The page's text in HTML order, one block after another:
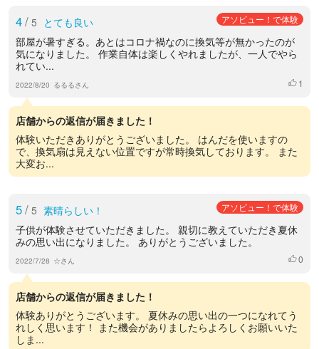
4/ 5 とても良い アソビュー！で体験
部屋が暑すぎる。あとはコロナ禍なのに換気等が無かったのが
気になりました。 作業自体は楽しくやれましたが、一人でやら
れてい...
2022/8/20 るるるさん いいね
1
店舗からの返信が届きました！
体験いただきありがとうございました。 はんだを使いますの
で、換気扇は見えない位置ですが常時換気しております。 また
大変お...
5/ 5 素晴らしい！ アソビュー！で体験
子供が体験させていただきました。 親切に教えていただき夏休
みの思い出になりました。 ありがとうございました。
2022/7/28 ☆さん いいね
0
店舗からの返信が届きました！
体験ありがとうございます。 夏休みの思い出の一つになれてう
れしく思います！ また機会がありましたらよろしくお願いいた
しま...